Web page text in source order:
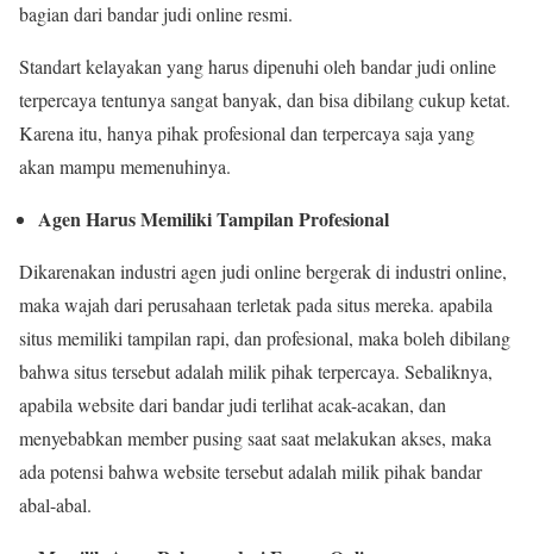
bagian dari bandar judi online resmi.
Standart kelayakan yang harus dipenuhi oleh bandar judi online
terpercaya tentunya sangat banyak, dan bisa dibilang cukup ketat.
Karena itu, hanya pihak profesional dan terpercaya saja yang
akan mampu memenuhinya.
Agen Harus Memiliki Tampilan Profesional
Dikarenakan industri agen judi online bergerak di industri online,
maka wajah dari perusahaan terletak pada situs mereka. apabila
situs memiliki tampilan rapi, dan profesional, maka boleh dibilang
bahwa situs tersebut adalah milik pihak terpercaya. Sebaliknya,
apabila website dari bandar judi terlihat acak-acakan, dan
menyebabkan member pusing saat saat melakukan akses, maka
ada potensi bahwa website tersebut adalah milik pihak bandar
abal-abal.